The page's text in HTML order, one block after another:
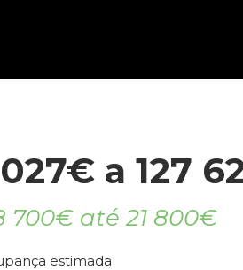
a 127
700€ até 21 800€
estimada